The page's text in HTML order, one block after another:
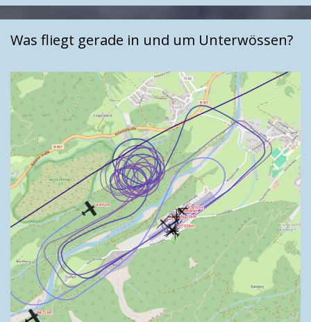
Was fliegt gerade in und um Unterwössen?